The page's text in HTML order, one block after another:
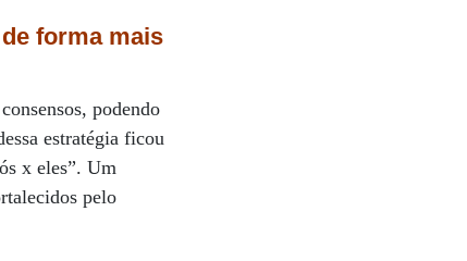
forma mais
podendo
estratégia ficou
x eles”. Um
pelo